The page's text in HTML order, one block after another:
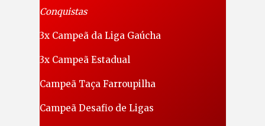
Conquistas
3x Campeã da Liga Gaúcha
3x Campeã Estadual
Campeã Taça Farroupilha
Campeã Desafio de Ligas